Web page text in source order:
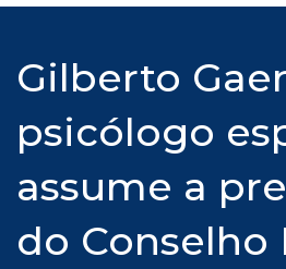
Gilberto
psicólogo
assume a
do Conselho